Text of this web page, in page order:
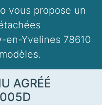
vous propose un
en-Yvelines 78610
AGRÉÉ